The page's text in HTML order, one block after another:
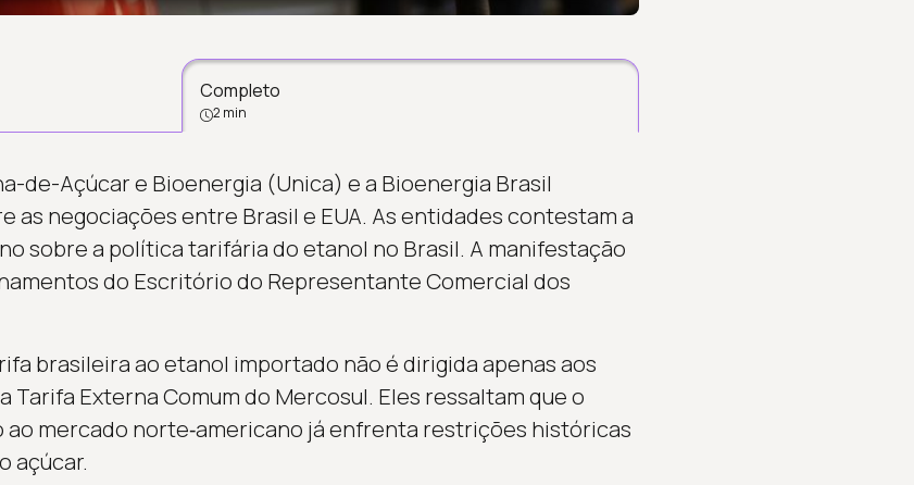
Completo
2 min
de-Açúcar e Bioenergia (Unica) e a Bioenergia Brasil
as negociações entre Brasil e EUA. As entidades contestam a
sobre a política tarifária do etanol no Brasil. A manifestação
do Escritório do Representante Comercial dos
brasileira ao etanol importado não é dirigida apenas aos
Tarifa Externa Comum do Mercosul. Eles ressaltam que o
ao mercado norte‑americano já enfrenta restrições históricas
açúcar.